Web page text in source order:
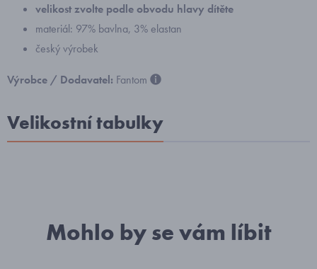
velikost zvolte podle obvodu hlavy dítěte
materiál: 97% bavlna, 3% elastan
český výrobek
Výrobce / Dodavatel: Fantom
Velikostní tabulky
Mohlo by se vám líbit